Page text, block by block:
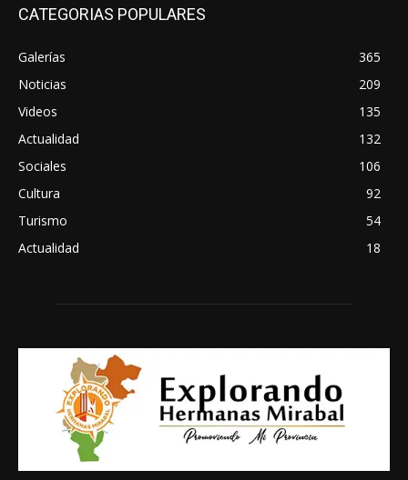
CATEGORIAS POPULARES
Galerías
365
Noticias
209
Videos
135
Actualidad
132
Sociales
106
Cultura
92
Turismo
54
Actualidad
18